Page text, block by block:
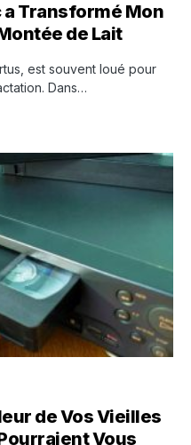
Transformé Mon
de Lait
est souvent loué pour
Dans…
de Vos Vieilles
Vous